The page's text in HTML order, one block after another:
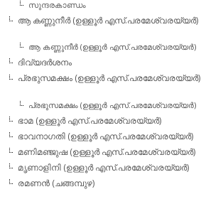
സുന്ദരകാണ്ഡം
ആ കണ്ണുനീര്‍ (ഉള്ളൂര്‍ എസ്.പരമേശ്വരയ്യര്‍)
ആ കണ്ണുനീര്‍ (ഉള്ളൂര്‍ എസ്.പരമേശ്വരയ്യര്‍)
ദിവ്യദര്‍ശനം
പ്രഭുസമക്ഷം (ഉള്ളൂര്‍ എസ്.പരമേശ്വരയ്യര്‍)
പ്രഭുസമക്ഷം (ഉള്ളൂര്‍ എസ്.പരമേശ്വരയ്യര്‍)
ഭാമ (ഉള്ളൂര്‍ എസ്.പരമേശ്വരയ്യര്‍)
ഭാവനാഗതി (ഉള്ളൂര്‍ എസ്.പരമേശ്വരയ്യര്‍)
മണിമഞ്ജുഷ (ഉള്ളൂര്‍ എസ്.പരമേശ്വരയ്യര്‍)
മൃണാളിനി (ഉള്ളൂര്‍ എസ്.പരമേശ്വരയ്യര്‍)
രമണന്‍ (ചങ്ങമ്പുഴ)